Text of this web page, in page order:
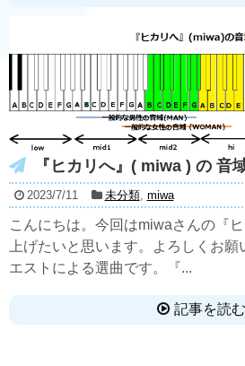
『ヒカリへ』( miwa ) の 音
2023/7/11 未分類, miwa
こんにちは。今回はmiwaさんの『
上げたいと思います。よろしくお
エストによる選曲です。『...
記事を読む